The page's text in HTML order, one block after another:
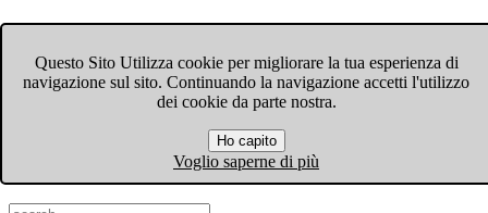
Questo Sito Utilizza cookie per migliorare la tua esperienza di
navigazione sul sito. Continuando la navigazione accetti l'utilizzo
dei cookie da parte nostra.
Ho capito
Voglio saperne di più
Menu